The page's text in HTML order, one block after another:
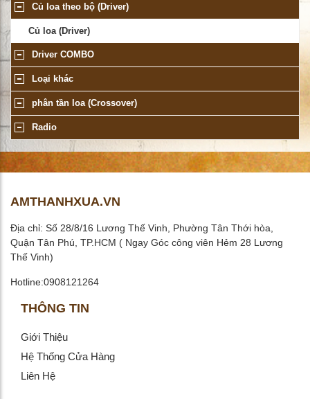
Củ loa theo bộ (Driver)
Củ loa (Driver)
Driver COMBO
Loại khác
phân tần loa (Crossover)
Radio
AMTHANHXUA.VN
Địa chỉ: Số 28/8/16 Lương Thế Vinh, Phường Tân Thới hòa,
Quận Tân Phú, TP.HCM ( Ngay Góc công viên Hẻm 28 Lương
Thế Vinh)
Hotline:0908121264
THÔNG TIN
Giới Thiệu
Hệ Thống Cửa Hàng
Liên Hệ